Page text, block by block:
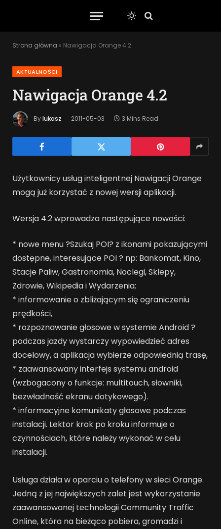
Strona główna » Nawigacja Orange 4.2
AKTUALNOŚCI
Nawigacja Orange 4.2
Bylukasz 2011-05-03 3 Mins Read
Użytkownicy usług inteligentnej Nawigacji Orange
mogą już korzystać z nowej wersji aplikacji.
Wersja 4.2 wprowadza następujące nowości:
* nowe menu ?Szukaj POI? z ikonami pokazującymi
dostępne, interesujące POI ? np: Bankomat, Kino,
Stacje Paliw, Gastronomia, Noclegi, Sklepy,
Zdrowie, Wikipedia i Wydarzenia;
* informowanie o zbliżającym się ograniczeniu
prędkości,
* rozpoznawanie głosowe w systemie Android ?
podczas jazdy wystarczy wypowiedzieć adres
docelowy, a aplikacja wybierze odpowiednią trasę,
* zaawansowany interfejs systemu android
(wzbogacony o funkcje: multitouch, słowniki,
bezwładność ekranu dotykowego).
* informacyjne komunikaty głosowe podczas
instalacji. Lektor krok po kroku informuje o
czynnościach, które należy wykonać w celu
instalacji.
Usługa działa w oparciu o telefony w sieci Orange.
Jedną z jej największych zalet jest wykorzystanie
zaawansowanej technologii Community Traffic
Online, która na bieżąco pobiera, gromadzi i